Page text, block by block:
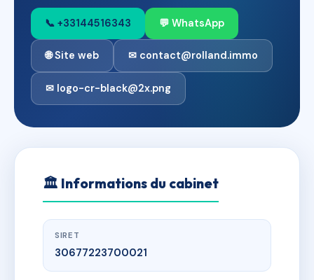
📞 +33144516343 💬 WhatsApp
🌐 Site web ✉ contact@rolland.immo
✉ logo-cr-black@2x.png
🏛 Informations du cabinet
SIRET
30677223700021